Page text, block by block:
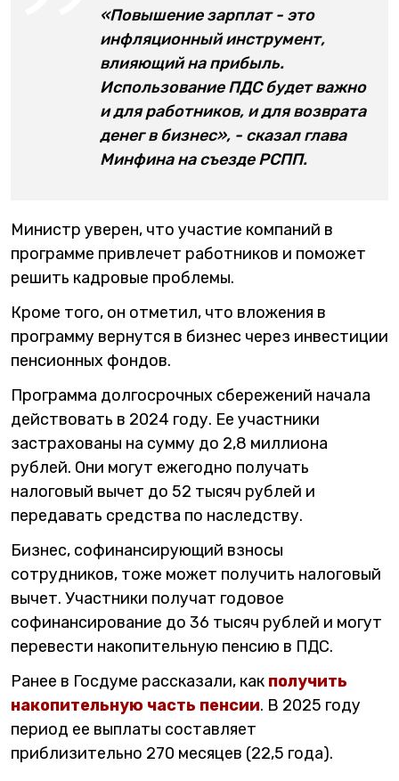
«Повышение зарплат - это
инфляционный инструмент,
влияющий на прибыль.
Использование ПДС будет важно
и для работников, и для возврата
денег в бизнес», - сказал глава
Минфина на съезде РСПП.
Министр уверен, что участие компаний в
программе привлечет работников и поможет
решить кадровые проблемы.
Кроме того, он отметил, что вложения в
программу вернутся в бизнес через инвестиции
пенсионных фондов.
Программа долгосрочных сбережений начала
действовать в 2024 году. Ее участники
застрахованы на сумму до 2,8 миллиона
рублей. Они могут ежегодно получать
налоговый вычет до 52 тысяч рублей и
передавать средства по наследству.
Бизнес, софинансирующий взносы
сотрудников, тоже может получить налоговый
вычет. Участники получат годовое
софинансирование до 36 тысяч рублей и могут
перевести накопительную пенсию в ПДС.
Ранее в Госдуме рассказали, как получить
накопительную часть пенсии. В 2025 году
период ее выплаты составляет
приблизительно 270 месяцев (22,5 года).